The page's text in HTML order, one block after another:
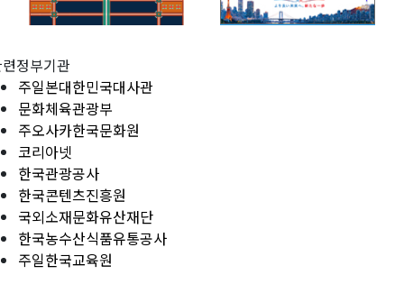
정부기관
주일본대한민국대사관
문화체육관광부
주오사카한국문화원
코리아넷
한국관광공사
한국콘텐츠진흥원
국외소재문화유산재단
한국농수산식품유통공사
주일한국교육원